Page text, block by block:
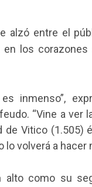
alzó entre el
los
inmenso”,
“Vine a ver
de Vitico (1.505)
lo volverá a hacer
alto como su